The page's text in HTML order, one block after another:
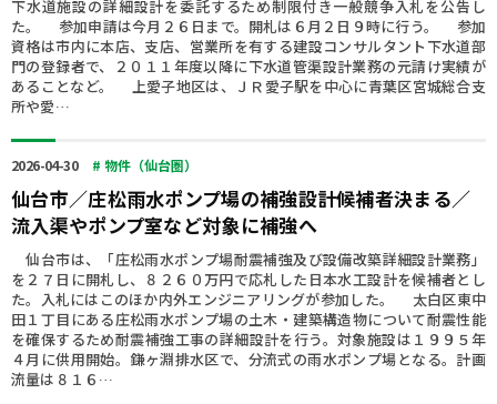
下水道施設の詳細設計を委託するため制限付き一般競争入札を公告し
た。 参加申請は今月２６日まで。開札は６月２日９時に行う。 参加
資格は市内に本店、支店、営業所を有する建設コンサルタント下水道部
門の登録者で、２０１１年度以降に下水道管渠設計業務の元請け実績が
あることなど。 上愛子地区は、ＪＲ愛子駅を中心に青葉区宮城総合支
所や愛…
2026-04-30 # 物件（仙台圏）
仙台市／庄松雨水ポンプ場の補強設計候補者決まる／
流入渠やポンプ室など対象に補強へ
仙台市は、「庄松雨水ポンプ場耐震補強及び設備改築詳細設計業務」
を２７日に開札し、８２６０万円で応札した日本水工設計を候補者とし
た。入札にはこのほか内外エンジニアリングが参加した。 太白区東中
田１丁目にある庄松雨水ポンプ場の土木・建築構造物について耐震性能
を確保するため耐震補強工事の詳細設計を行う。対象施設は１９９５年
４月に供用開始。鎌ヶ淵排水区で、分流式の雨水ポンプ場となる。計画
流量は８１６…